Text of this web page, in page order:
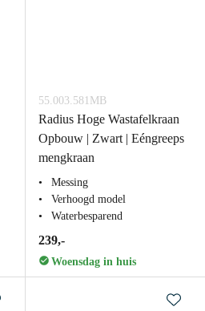
55.003.581MB
Radius Hoge Wastafelkraan
Opbouw | Zwart | Eéngreeps
mengkraan
Messing
Verhoogd model
Waterbesparend
239,-
Woensdag in huis